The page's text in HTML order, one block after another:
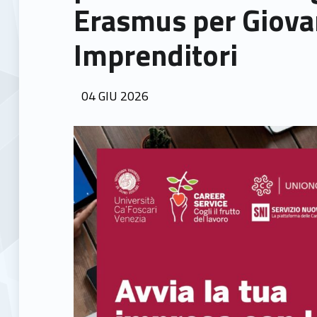
Erasmus per
Imprenditori
POSTED ON:
04GIU 2026